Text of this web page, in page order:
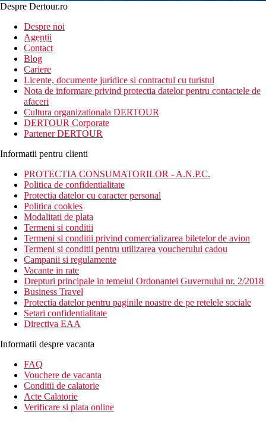
newsletter!
Despre Dertour.ro
Despre noi
Agentii
Contact
Blog
Cariere
Licente, documente juridice si contractul cu turistul
Nota de informare privind protectia datelor pentru contactele de
afaceri
Cultura organizationala DERTOUR
DERTOUR Corporate
Partener DERTOUR
Informatii pentru clienti
PROTECTIA CONSUMATORILOR - A.N.P.C.
Politica de confidentialitate
Protectia datelor cu caracter personal
Politica cookies
Modalitati de plata
Termeni si conditii
Termeni si conditii privind comercializarea biletelor de avion
Termeni si conditii pentru utilizarea voucherului cadou
Campanii si regulamente
Vacante in rate
Drepturi principale in temeiul Ordonantei Guvernului nr. 2/2018
Business Travel
Protectia datelor pentru paginile noastre de pe retelele sociale
Setari confidentialitate
Directiva EAA
Informatii despre vacanta
FAQ
Vouchere de vacanta
Conditii de calatorie
Acte Calatorie
Verificare si plata online